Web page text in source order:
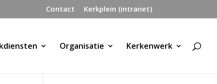
Contact Kerkplein (intranet)
Organisatie Kerkenwerk